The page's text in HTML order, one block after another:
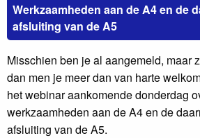
Werkzaamheden aan de A4 en de
afsluiting van de A5
Misschien ben je al aangemeld, maar
dan men je meer dan van harte
het webinar aankomende donderdag
werkzaamheden aan de A4 en de
afsluiting van de A5.